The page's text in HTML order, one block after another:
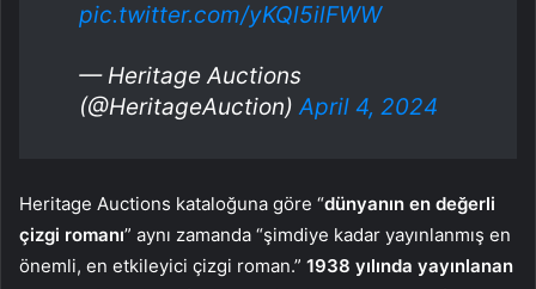
pic.twitter.com/yKQl5ilFWW
— Heritage Auctions
(@HeritageAuction)April 4, 2024
Heritage Auctions kataloğuna göre “dünyanın en değerli
çizgi romanı” aynı zamanda “şimdiye kadar yayınlanmış en
önemli, en etkileyici çizgi roman.” 1938 yılında yayınlanan